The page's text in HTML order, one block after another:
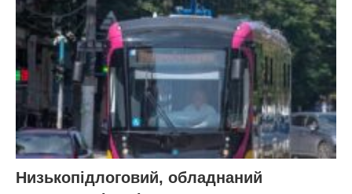
Низькопідлоговий, обладнаний